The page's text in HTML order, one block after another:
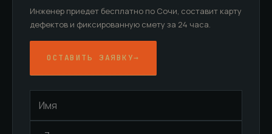
Инженер приедет бесплатно по Сочи, составит карту
дефектов и фиксированную смету за 24 часа.
ОСТАВИТЬ ЗАЯВКУ→